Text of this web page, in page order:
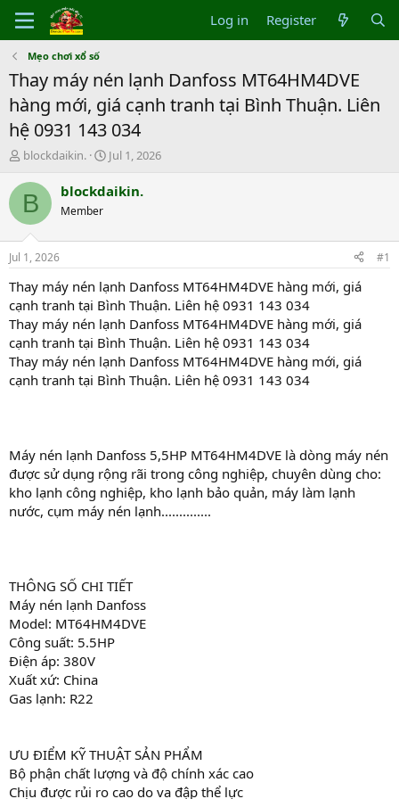
Log in Register
Mẹo chơi xổ số
Thay máy nén lạnh Danfoss MT64HM4DVE
hàng mới, giá cạnh tranh tại Bình Thuận. Liên
hệ 0931 143 034
T
r
e
d
s
t
a
t
e
r
blockdaikin.
S
a
t
e
Jul 1, 2026
B blockdaikin.
Member
Jul 1, 2026 #1
Thay máy nén lạnh Danfoss MT64HM4DVE hàng mới, giá
cạnh tranh tại Bình Thuận. Liên hệ 0931 143 034
Thay máy nén lạnh Danfoss MT64HM4DVE hàng mới, giá
cạnh tranh tại Bình Thuận. Liên hệ 0931 143 034
Thay máy nén lạnh Danfoss MT64HM4DVE hàng mới, giá
cạnh tranh tại Bình Thuận. Liên hệ 0931 143 034
Máy nén lạnh Danfoss 5,5HP MT64HM4DVE là dòng máy nén
được sử dụng rộng rãi trong công nghiệp, chuyên dùng cho:
kho lạnh công nghiệp, kho lạnh bảo quản, máy làm lạnh
nước, cụm máy nén lạnh..............
THÔNG SỐ CHI TIẾT
Máy nén lạnh Danfoss
Model: MT64HM4DVE
Công suất: 5.5HP
Điện áp: 380V
Xuất xứ: China
Gas lạnh: R22
ƯU ĐIỂM KỸ THUẬT SẢN PHẨM
Bộ phận chất lượng và độ chính xác cao
Chịu được rủi ro cao do va đập thể lực